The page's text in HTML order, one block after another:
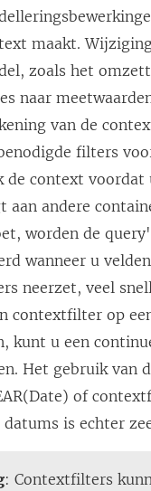
maakt.
zoals het
naar
van de
filters
de context voordat
aan andere
worden de
wanneer u
neerzet, veel
contextfilter op
kunt u een
Het gebruik van
of
datums is echter
: Contextfilters